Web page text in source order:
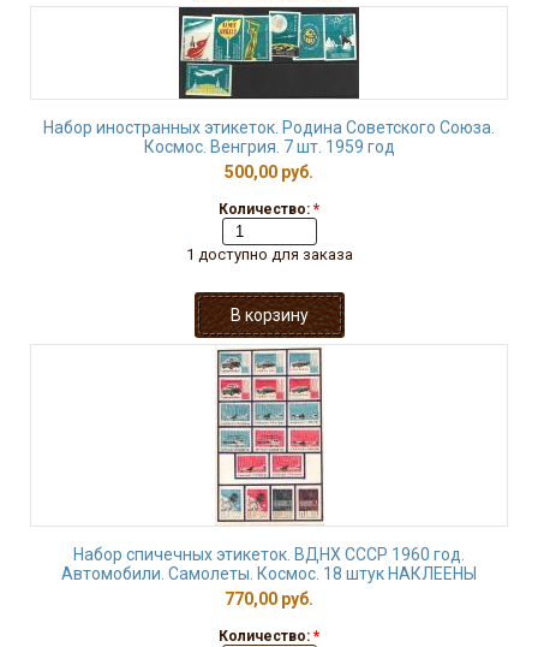
Набор иностранных этикеток. Родина Советского Союза.
Космос. Венгрия. 7 шт. 1959 год
500,00 руб.
Количество: *
1 доступно для заказа
Набор спичечных этикеток. ВДНХ СССР 1960 год.
Автомобили. Самолеты. Космос. 18 штук НАКЛЕЕНЫ
770,00 руб.
Количество: *